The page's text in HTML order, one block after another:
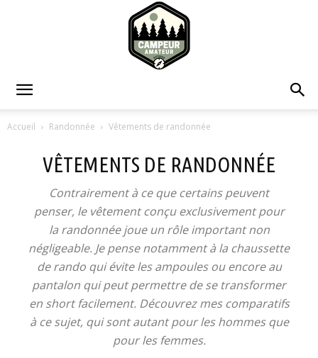
Amateur
Accueil Randonnée Vêtements de randonnée
VÊTEMENTS DE RANDONNÉE
Contrairement à ce que certains peuvent
penser, le vêtement conçu exclusivement pour
la randonnée joue un rôle important non
négligeable. Je pense notamment à la chaussette
de rando qui évite les ampoules ou encore au
pantalon qui peut permettre de se transformer
en short facilement. Découvrez mes comparatifs
à ce sujet, qui sont autant pour les hommes que
pour les femmes.